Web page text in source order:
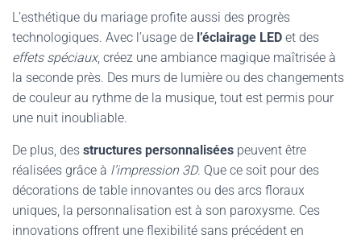
L’esthétique du mariage profite aussi des progrès
technologiques. Avec l’usage de l’éclairage LED et des
effets spéciaux, créez une ambiance magique maîtrisée à
la seconde près. Des murs de lumière ou des changements
de couleur au rythme de la musique, tout est permis pour
une nuit inoubliable.
De plus, des structures personnalisées peuvent être
réalisées grâce à l’impression 3D. Que ce soit pour des
décorations de table innovantes ou des arcs floraux
uniques, la personnalisation est à son paroxysme. Ces
innovations offrent une flexibilité sans précédent en